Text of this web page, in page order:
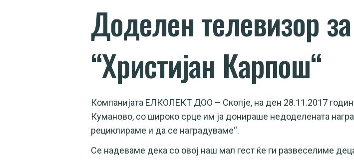
Доделен телевизор
“Христијан Карпош“
Компанијата ЕЛКОЛЕКТ ДОО – Скопје, на ден 28.11.2017
Куманово, со широко срце им ја донираше недоделената
рециклираме и да се наградуваме“.
Се надеваме дека со овој наш мал гест ќе ги развеселиме